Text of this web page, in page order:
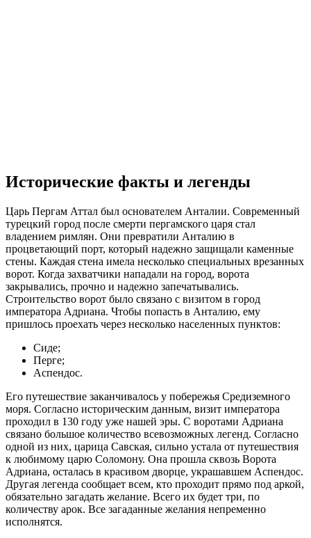
Исторические факты и легенды
Царь Пергам Аттал был основателем Анталии. Современный
турецкий город после смерти пергамского царя стал
владением римлян. Они превратили Анталию в
процветающий порт, который надежно защищали каменные
стены. Каждая стена имела несколько специальных врезанных
ворот. Когда захватчики нападали на город, ворота
закрывались, прочно и надежно запечатывались.
Строительство ворот было связано с визитом в город
императора Адриана. Чтобы попасть в Анталию, ему
пришлось проехать через несколько населенных пунктов:
Сиде;
Перге;
Аспендос.
Его путешествие заканчивалось у побережья Средиземного
моря. Согласно историческим данным, визит императора
проходил в 130 году уже нашей эры. С воротами Адриана
связано большое количество всевозможных легенд. Согласно
одной из них, царица Савская, сильно устала от путешествия
к любимому царю Соломону. Она прошла сквозь Ворота
Адриана, осталась в красивом дворце, украшавшем Аспендос.
Другая легенда сообщает всем, кто проходит прямо под аркой,
обязательно загадать желание. Всего их будет три, по
количеству арок. Все загаданные желания непременно
исполнятся.